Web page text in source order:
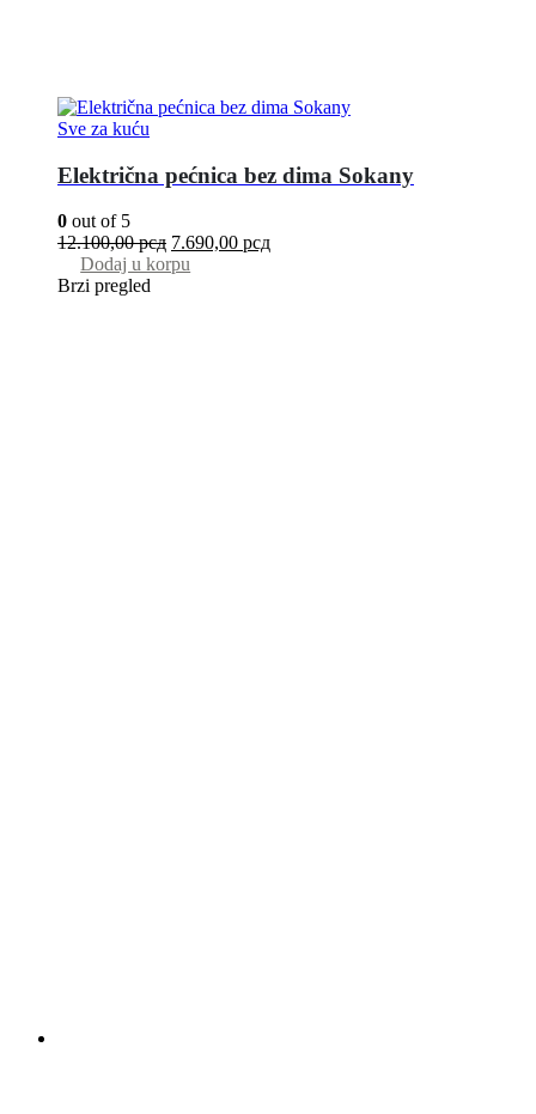
Sve za kuću
Električna pećnica bez dima Sokany
0 out of 5
12.100,00рсд 7.690,00 рсд
Dodaj u korpu
Brzi pregled